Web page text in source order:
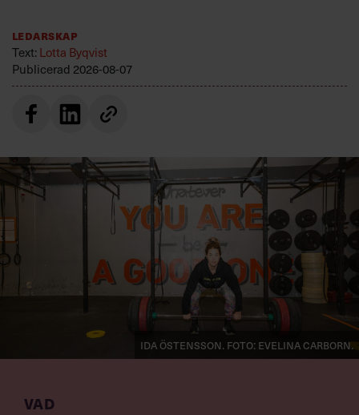
Ledarskap
Text: Lotta Byqvist
Publicerad 2026-08-07
VAD
Ida Östensson. Foto: Evelina Carborn.